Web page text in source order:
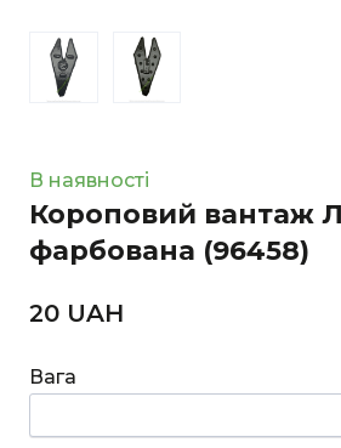
В наявності
Короповий вантаж
фарбована (96458)
20 UAН
Вага